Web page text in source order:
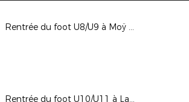
Rentrée du foot U8/U9 à Moÿ de l'Aisne
Rentrée du foot U10/U11 à Laon Levindrey